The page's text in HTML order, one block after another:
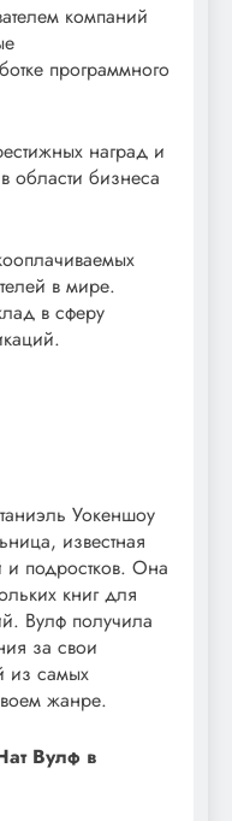
компаний
программного
наград и
области бизнеса
в мире.
в сферу
Уокеншоу
известная
подростков. Она
книг для
Вулф получила
за свои
из самых
жанре.
Вулф в